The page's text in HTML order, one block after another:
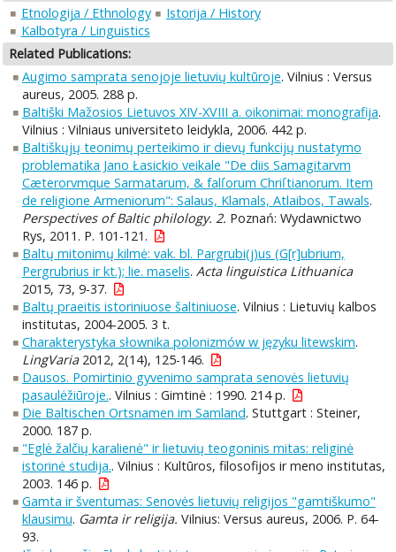
Etnologija / Ethnology
Istorija / History
Kalbotyra / Linguistics
Related Publications:
Augimo samprata senojoje lietuvių kultūroje. Vilnius : Versus
aureus, 2005. 288 p.
Baltiški Mažosios Lietuvos XIV-XVIII a. oikonimai: monografija.
Vilnius : Vilniaus universiteto leidykla, 2006. 442 p.
Baltiškųjų teonimų perteikimo ir dievų funkcijų nustatymo
problematika Jano Łasickio veikale "De diis Samagitarvm
Cæterorvmque Sarmatarum, & falſorum Chriſtianorum. Item
de religione Armeniorum": Salaus, Klamals, Atlaibos, Tawals.
Perspectives of Baltic philology. 2. Poznań: Wydawnictwo
Rys, 2011. P. 101-121.
Baltų mitonimų kilmė: vak. bl. Pargrubi(j)us (G[r]ubrium,
Pergrubrius ir kt.); lie. maselis. Acta linguistica Lithuanica
2015, 73, 9-37.
Baltų praeitis istoriniuose šaltiniuose. Vilnius : Lietuvių kalbos
institutas, 2004-2005. 3 t.
Charakterystyka słownika polonizmów w języku litewskim.
LingVaria2012, 2(14), 125-146.
Dausos. Pomirtinio gyvenimo samprata senovės lietuvių
pasaulėžiūroje.. Vilnius : Gimtinė : 1990. 214 p.
Die Baltischen Ortsnamen im Samland. Stuttgart : Steiner,
2000. 187 p.
"Eglė žalčių karalienė" ir lietuvių teogoninis mitas: religinė
istorinė studija.. Vilnius : Kultūros, filosofijos ir meno institutas,
2003. 146 p.
Gamta ir šventumas: Senovės lietuvių religijos "gamtiškumo"
klausimu. Gamta ir religija. Vilnius: Versus aureus, 2006. P. 64-
93.